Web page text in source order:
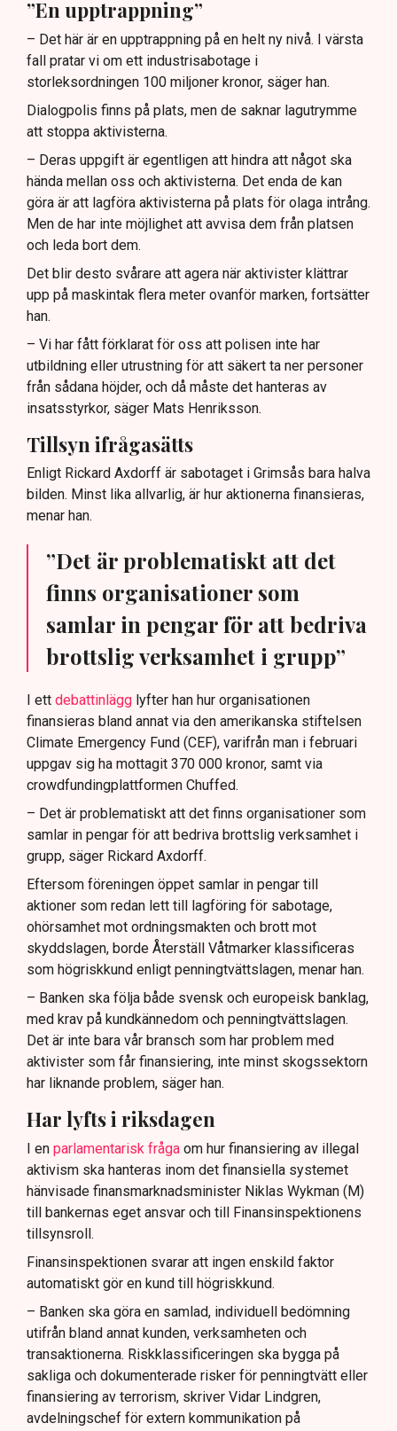
”En upptrappning”
– Det här är en upptrappning på en helt ny nivå. I värsta
fall pratar vi om ett industrisabotage i
storleksordningen 100 miljoner kronor, säger han.
Dialogpolis finns på plats, men de saknar lagutrymme
att stoppa aktivisterna.
– Deras uppgift är egentligen att hindra att något ska
hända mellan oss och aktivisterna. Det enda de kan
göra är att lagföra aktivisterna på plats för olaga intrång.
Men de har inte möjlighet att avvisa dem från platsen
och leda bort dem.
Det blir desto svårare att agera när aktivister klättrar
upp på maskintak flera meter ovanför marken, fortsätter
han.
– Vi har fått förklarat för oss att polisen inte har
utbildning eller utrustning för att säkert ta ner personer
från sådana höjder, och då måste det hanteras av
insatsstyrkor, säger Mats Henriksson.
Tillsyn ifrågasätts
Enligt Rickard Axdorff är sabotaget i Grimsås bara halva
bilden. Minst lika allvarlig, är hur aktionerna finansieras,
menar han.
”Det är problematiskt att det
finns organisationer som
samlar in pengar för att bedriva
brottslig verksamhet i grupp”
I ett debattinlägg lyfter han hur organisationen
finansieras bland annat via den amerikanska stiftelsen
Climate Emergency Fund (CEF), varifrån man i februari
uppgav sig ha mottagit 370 000 kronor, samt via
crowdfundingplattformen Chuffed.
– Det är problematiskt att det finns organisationer som
samlar in pengar för att bedriva brottslig verksamhet i
grupp, säger Rickard Axdorff.
Eftersom föreningen öppet samlar in pengar till
aktioner som redan lett till lagföring för sabotage,
ohörsamhet mot ordningsmakten och brott mot
skyddslagen, borde Återställ Våtmarker klassificeras
som högriskkund enligt penningtvättslagen, menar han.
– Banken ska följa både svensk och europeisk banklag,
med krav på kundkännedom och penningtvättslagen.
Det är inte bara vår bransch som har problem med
aktivister som får finansiering, inte minst skogssektorn
har liknande problem, säger han.
Har lyfts i riksdagen
I en parlamentarisk fråga om hur finansiering av illegal
aktivism ska hanteras inom det finansiella systemet
hänvisade finansmarknadsminister Niklas Wykman (M)
till bankernas eget ansvar och till Finansinspektionens
tillsynsroll.
Finansinspektionen svarar att ingen enskild faktor
automatiskt gör en kund till högriskkund.
– Banken ska göra en samlad, individuell bedömning
utifrån bland annat kunden, verksamheten och
transaktionerna. Riskklassificeringen ska bygga på
sakliga och dokumenterade risker för penningtvätt eller
finansiering av terrorism, skriver Vidar Lindgren,
avdelningschef för extern kommunikation på